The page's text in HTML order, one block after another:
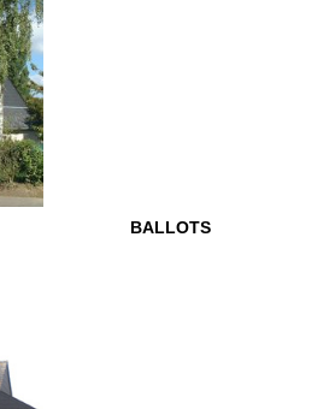
BALLOTS